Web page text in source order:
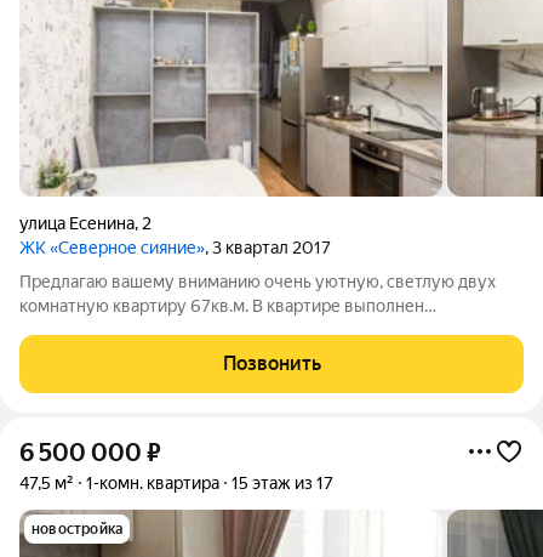
улица Есенина, 2
ЖК «Северное сияние», 3 квартал 2017
Предлагаю вашему вниманию очень уютную, светлую двух
комнатную квартиру 67кв.м. В квартире выполнен
оклеены светлыми обоями, что визуально увеличивает
пространство, на полу современное,
Позвонить
6 500 000 ₽
47,5 м² 1-комн. квартира 15 этаж из 17
новостройка